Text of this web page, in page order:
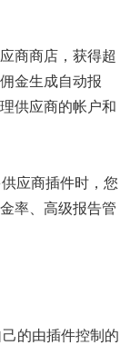
商商店，获得超
金生成自动报
供应商的帐户和
应商插件时，您
率、高级报告管
的由插件控制的